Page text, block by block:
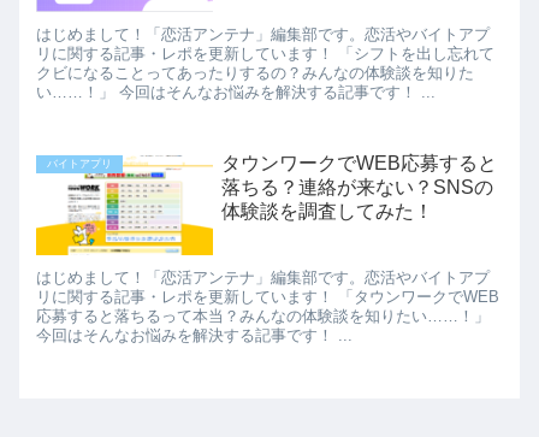
はじめまして！「恋活アンテナ」編集部です。恋活やバイトアプ
リに関する記事・レポを更新しています！ 「シフトを出し忘れて
クビになることってあったりするの？みんなの体験談を知りた
い……！」 今回はそんなお悩みを解決する記事です！ ...
バイトアプリ
タウンワークでWEB応募すると
落ちる？連絡が来ない？SNSの
体験談を調査してみた！
はじめまして！「恋活アンテナ」編集部です。恋活やバイトアプ
リに関する記事・レポを更新しています！ 「タウンワークでWEB
応募すると落ちるって本当？みんなの体験談を知りたい……！」
今回はそんなお悩みを解決する記事です！ ...